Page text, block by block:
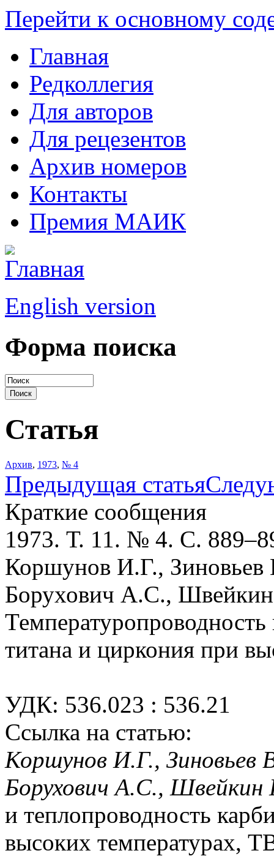
Перейти к основному
Главная
Редколлегия
Для авторов
Для рецезентов
Архив номеров
Контакты
Премия МАИК
English version
Форма поиска
Статья
Архив, 1973, № 4
Предыдущая статья
Краткие сообщения
1973. Т. 11. № 4. С.
Коршунов И.Г.,
Борухович А.С.,
титана и циркония при
УДК: 536.023 : 536.21
Ссылка на статью:
Коршунов И.Г., Зиновьев
Борухович А.С.,
и теплопроводность
высоких температурах,